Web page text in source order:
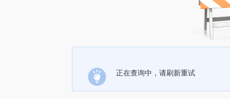
正在查询中，请刷新重试